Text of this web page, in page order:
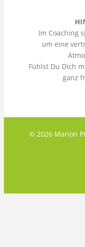
Im Coaching
um eine
Fühlst Du Dich
ganz
© 2026 Marion